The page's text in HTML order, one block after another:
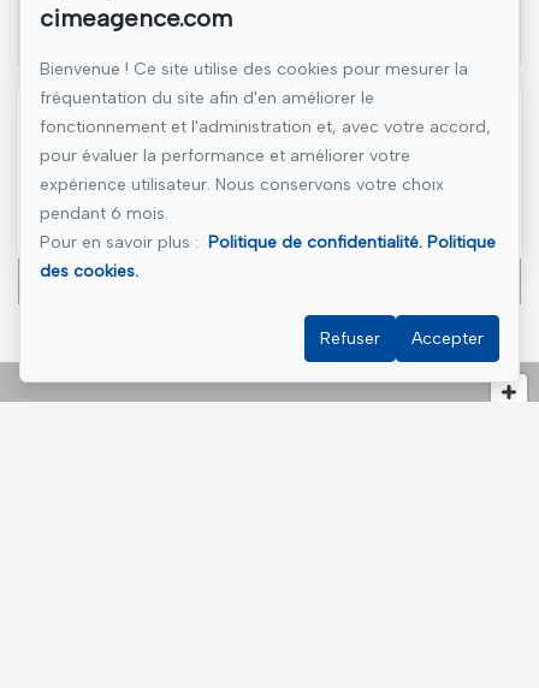
Voir l'inscription originale
Référence : #13058493
cimeagence.com
Bienvenue ! Ce site utilise des cookies pour mesurer la
fréquentation du site afin d'en améliorer le
fonctionnement et l'administration et, avec votre accord,
pour évaluer la performance et améliorer votre
expérience utilisateur. Nous conservons votre choix
pendant 6 mois.
Pour en savoir plus : Politique de confidentialité. Politique
des cookies.
Refuser Accepter